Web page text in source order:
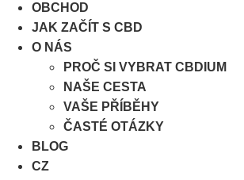
OBCHOD
JAK ZAČÍT S CBD
O NÁS
PROČ SI VYBRAT CBDIUM
NAŠE CESTA
VAŠE PŘÍBĚHY
ČASTÉ OTÁZKY
BLOG
CZ